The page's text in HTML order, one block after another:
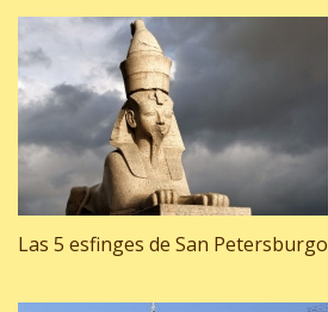
Las 5 esfinges de San Petersburgo